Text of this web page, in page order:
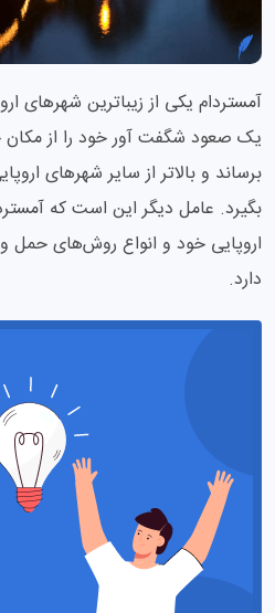
آمستردام یکی از زیباترین شهرهای
برساند و بالاتر از سایر شهرهای
بگیرد. عامل دیگر این است که
اروپایی خود و انواع روش‌های حمل
دارد.